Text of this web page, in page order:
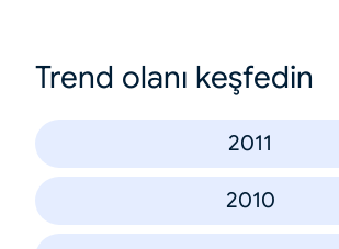
Trend olanı keşfedin
2011
2010